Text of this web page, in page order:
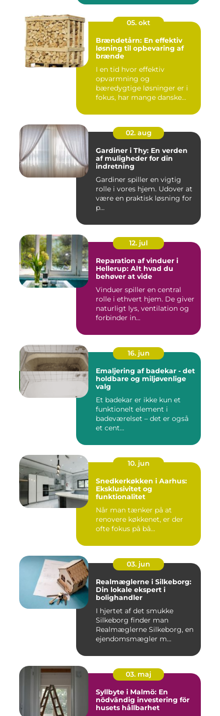
05. okt
Brændetårn: En effektiv
løsning til opbevaring af
brænde
I en tid hvor effektiv
opvarmning og
bæredygtige løsninger er i
fokus, har mange danske...
02. aug
Gardiner i Thy: En verden
af muligheder for din
indretning
Gardiner spiller en vigtig
rolle i vores hjem. Udover at
være en praktisk løsning for
p...
12. jul
Reparation af vinduer i
Hellerup: Alt hvad du
behøver at vide
Vinduer spiller en central
rolle i ethvert hjem. De giver
naturligt lys, ventilation og
forbinder in...
16. jun
Emaljering af badekar - det
holdbare og miljøvenlige
valg
Et badekar er ikke kun et
funktionelt element i
badeværelset – det er også
et cent...
10. jun
Snedkerkøkken i Aarhus:
Eksklusivitet og
funktionalitet
Når man tænker på at
renovere køkkenet, er der
ofte fokus på bå...
03. jun
Realmæglerne i Silkeborg:
Din lokale ekspert i
bolighandler
I hjertet af det smukke
Silkeborg finder man
Realmæglerne Silkeborg, en
ejendomsmægler m...
03. maj
Syllbyte i Malmö: En
nödvändig investering för
husets hållbarhet